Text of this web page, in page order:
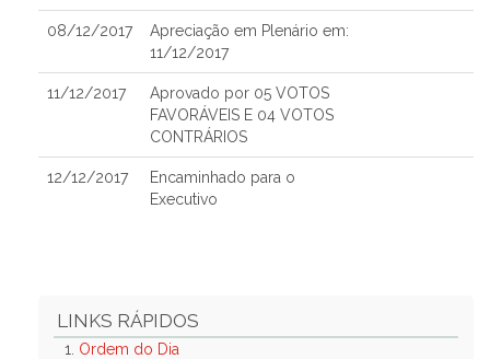
08/12/2017
Apreciação em Plenário em:
11/12/2017
11/12/2017
Aprovado por 05 VOTOS
FAVORÁVEIS E 04 VOTOS
CONTRÁRIOS
12/12/2017
Encaminhado para o
Executivo
LINKS RÁPIDOS
1. Ordem do Dia